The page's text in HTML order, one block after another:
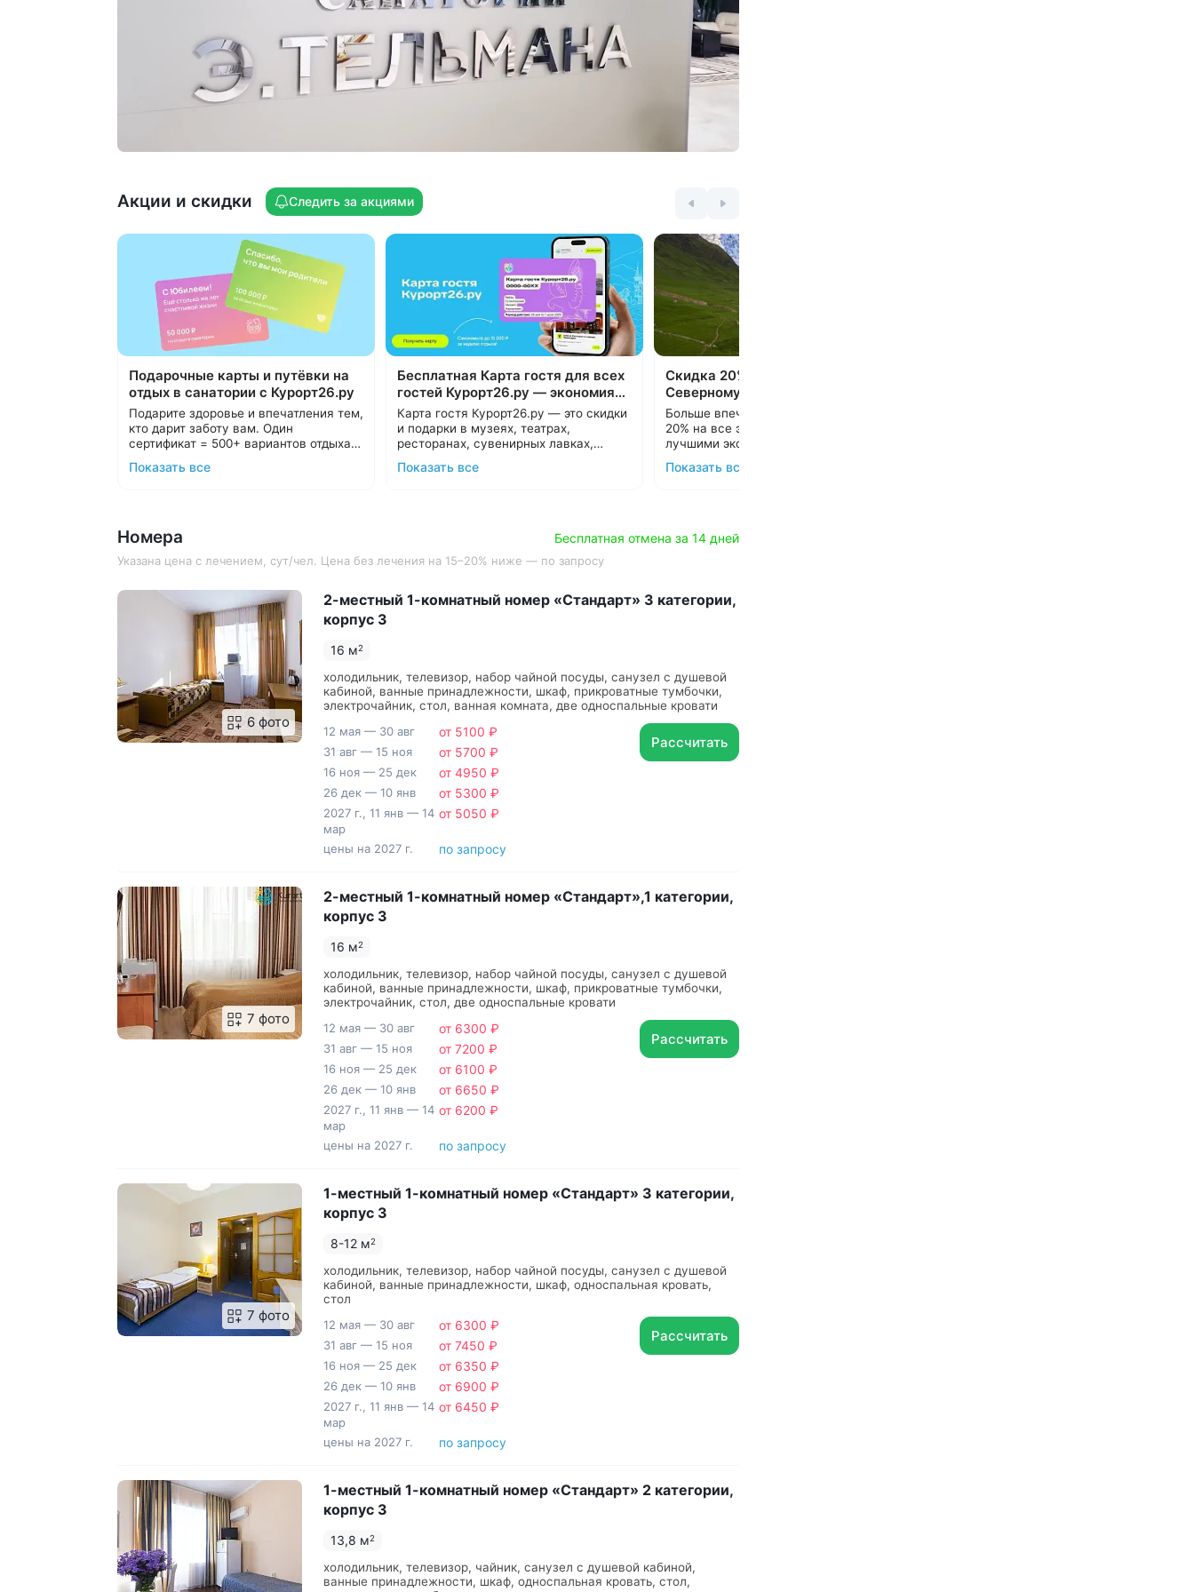
Насыщенная программа развлечений —
одна из лучших в Железноводске:
концерты, дискотеки, караоке, живая
музыка, настольные игры, викторины,
бильярд, уличные тренажеры
х лет. Ведёт прием врач-педиатр.
Работает детская комната
с воспитателем, есть открытая игровая
площадка. Доступны многоместные
номера для комфортного размещения
с детьми
косметологии, салон красоты, кабинет
подолога
В санатории есть камера хранения,
доступны ранний заезд и поздний выезд
Акции и скидки Следить за акциями
Подарочные карты и путёвки на
отдых в санатории с Курорт26.ру
Подарите здоровье и впечатления тем,
кто дарит заботу вам. Один
сертификат = 500+ вариантов отдыха в
санаториях Кавминвод и России.
Выбирайте удобный формат:
10 000 ₽.
подарим трансфер и будем рядом на
протяжении всего отдыха.
Подробнее о подарочных картах и
путёвках
Показать все
Бесплатная Карта гостя для всех
гостей Курорт26.ру — экономия
до 15000 ₽
Карта гостя Курорт26.ру — это скидки
и подарки в музеях, театрах,
ресторанах, сувенирных лавках,
магазинах Кавминвод. Всего более 30
предложений, список которых
Дарим карту всем гостям при
бронировании санаториев и отелей в
отдыха с выгодными предложения
8 800 700-15-77.
Показать все
Скидка 20% на все экскурсии по
Северному Кавказу
Больше впечатлений! Дарим скидку
20% на все экскурсии по Кавказу с
лучшими экскурсионными бюро
Кавминвод. Более 20 направлений и
самые красивые места России.
Подробнее об акции
С теплом и заботой, Курорт26.ру
Показать все
Номера Бесплатная отмена за 14 дней
Указана цена с лечением, сут/чел. Цена без лечения на 15–20% ниже — по запросу
6 фото
2-местный 1-комнатный номер «Стандарт» 3 категории,
корпус 3
16 м2
холодильник, телевизор, набор чайной посуды, санузел с душевой
кабиной, ванные принадлежности, шкаф, прикроватные тумбочки,
электрочайник, стол, ванная комната, две односпальные кровати
12 мая — 30 авг
от 5100 ₽
31 авг — 15 ноя от 5700 ₽
16 ноя — 25 дек от 4950 ₽
26 дек — 10 янв от 5300 ₽
2027 г., 11 янв — 14
мар
от 5050 ₽
цены на 2027 г. по запросу
Рассчитать
7 фото
2-местный 1-комнатный номер «Стандарт»,1 категории,
корпус 3
16 м2
холодильник, телевизор, набор чайной посуды, санузел с душевой
кабиной, ванные принадлежности, шкаф, прикроватные тумбочки,
электрочайник, стол, две односпальные кровати
12 мая — 30 авг
от 6300 ₽
31 авг — 15 ноя от 7200 ₽
16 ноя — 25 дек от 6100 ₽
26 дек — 10 янв от 6650 ₽
2027 г., 11 янв — 14
мар
от 6200 ₽
цены на 2027 г. по запросу
Рассчитать
7 фото
1-местный 1-комнатный номер «Стандарт» 3 категории,
корпус 3
8-12 м2
холодильник, телевизор, набор чайной посуды, санузел с душевой
кабиной, ванные принадлежности, шкаф, односпальная кровать,
стол
12 мая — 30 авг
от 6300 ₽
31 авг — 15 ноя от 7450 ₽
16 ноя — 25 дек от 6350 ₽
26 дек — 10 янв от 6900 ₽
2027 г., 11 янв — 14
мар
от 6450 ₽
цены на 2027 г. по запросу
Рассчитать
1-местный 1-комнатный номер «Стандарт» 2 категории,
корпус 3
13,8 м2
холодильник, телевизор, чайник, санузел с душевой кабиной,
ванные принадлежности, шкаф, односпальная кровать, стол,